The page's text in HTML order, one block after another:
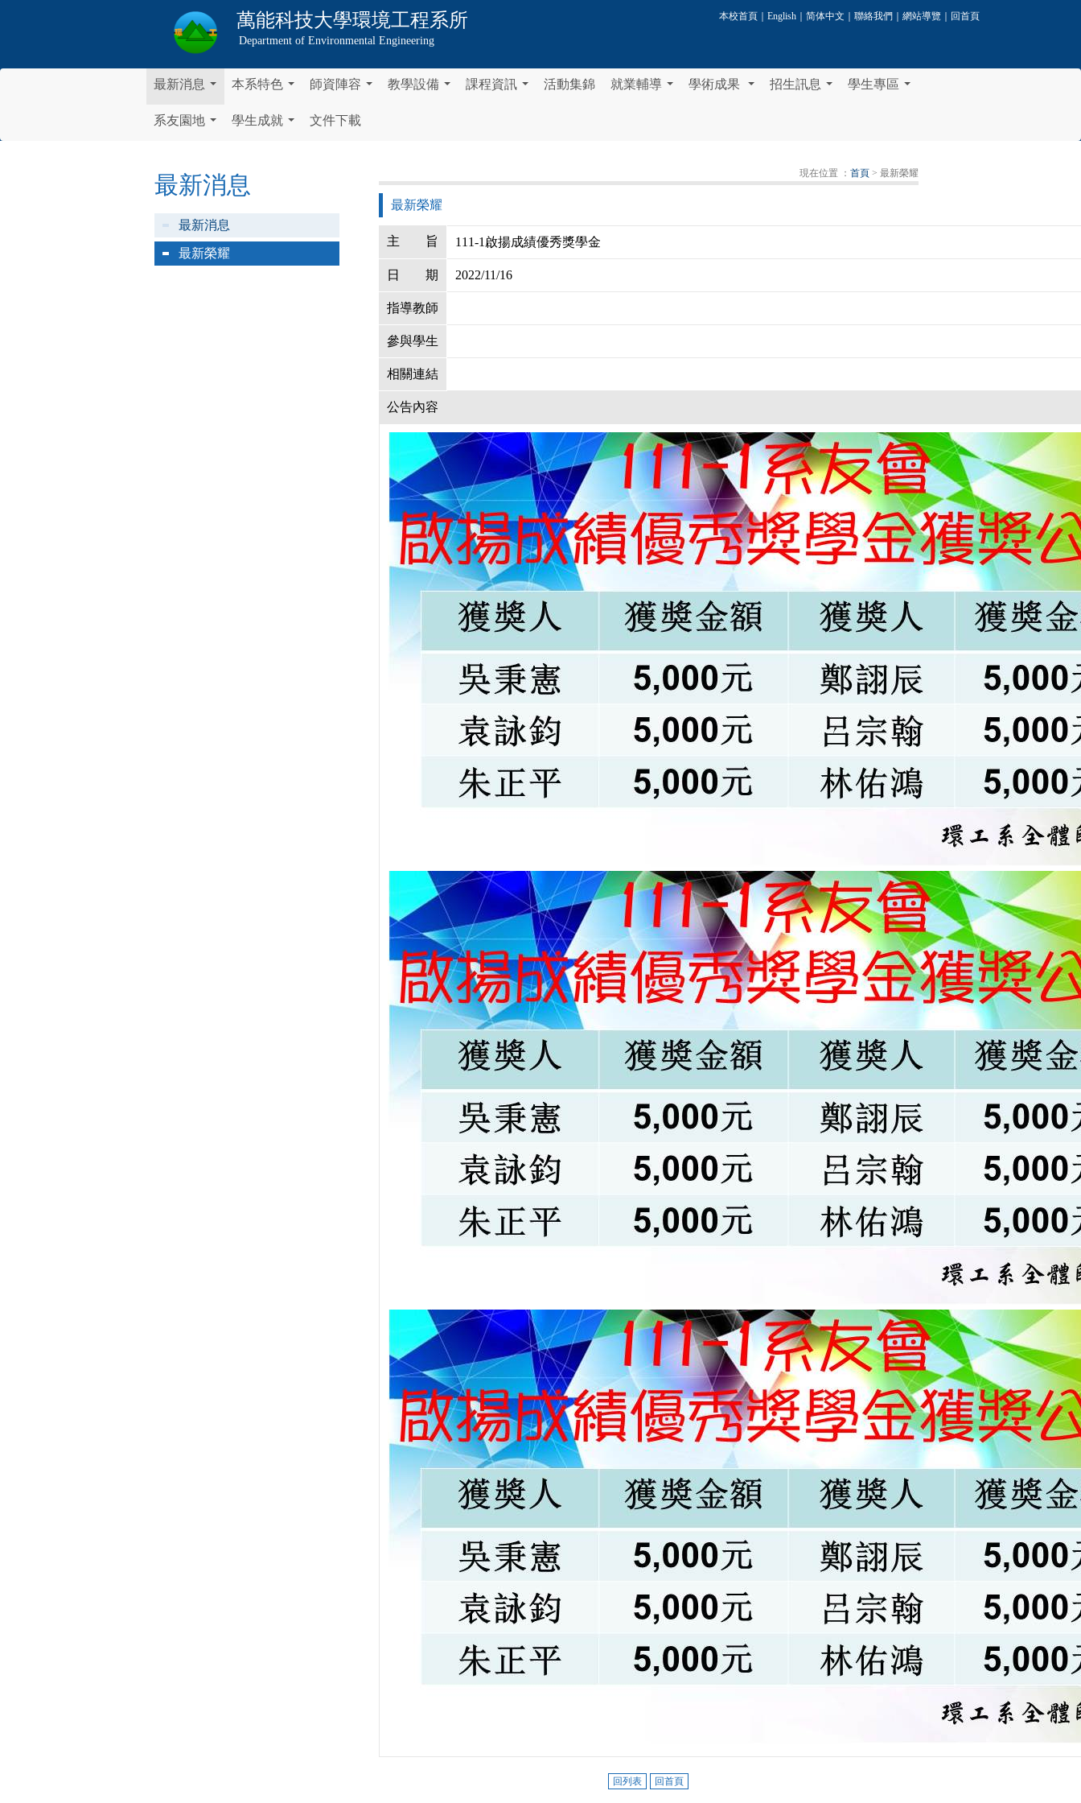
萬能科技大學環境工程系所
Department of Environmental Engineering
本校首頁｜ English｜ 简体中文 聯絡我們 網站導覽｜ 回首頁
最新消息 本系特色 師資陣容 教學設備 課程資訊 活動集錦 就業輔導 學術成果 招生訊息 學生專區
系友園地
學生成就 文件下載
最新消息
最新消息
最新榮耀
現在位置 ： 首頁 > 最新榮耀
最新榮耀
主 旨 111-1啟揚成績優秀獎學金
日 期 2022/11/16
指導教師
參與學生
相關連結
公告內容
回列表 回首頁